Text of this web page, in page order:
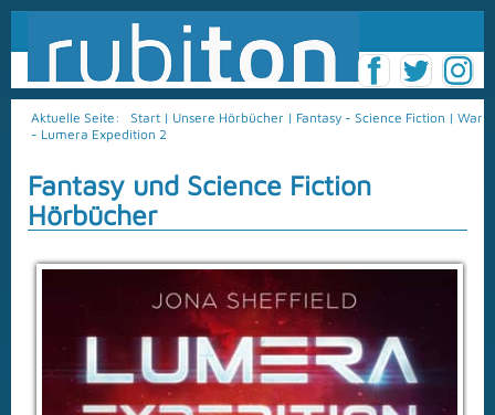
Aktuelle Seite: Start | Unsere Hörbücher | Fantasy - Science Fiction | War
- Lumera Expedition 2
Fantasy und Science Fiction
Hörbücher